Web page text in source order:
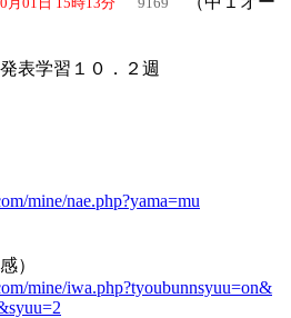
表学習１０．２週
mine/nae.php?yama=mu
）
mine/iwa.php?tyoubunnsyuu=on&